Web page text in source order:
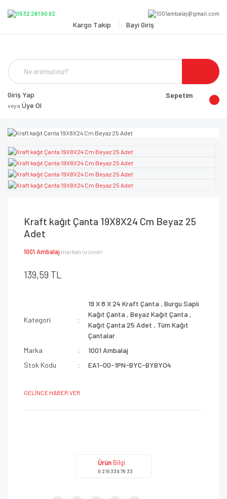
Kargo Takip Bayi Giriş
Giriş Yap
veya Üye Ol
Sepetim
Kraft kağıt Çanta 19X8X24 Cm Beyaz 25
Adet
1001 Ambalaj markalı ürünler
139,59 TL
Kategori
19 X 8 X 24 Kraft Çanta ,Burgu Saplı
Kağıt Çanta ,Beyaz Kağıt Çanta ,
Kağıt Çanta 25 Adet , Tüm Kağıt
Çantalar
Marka
1001 Ambalaj
Stok Kodu
EA1-00-1PN-BYC-BYBYO4
GELİNCE HABER VER
Ürün Bilgi
0 216 339 78 33